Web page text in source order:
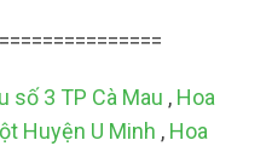
số 3 TP Cà Mau , Hoa
Huyện U Minh , Hoa